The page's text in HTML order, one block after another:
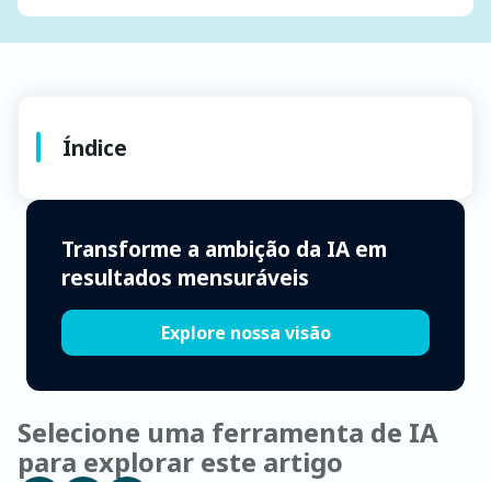
Índice
Transforme a ambição da IA em
resultados mensuráveis
Explore nossa visão
Selecione uma ferramenta de IA
para explorar este artigo